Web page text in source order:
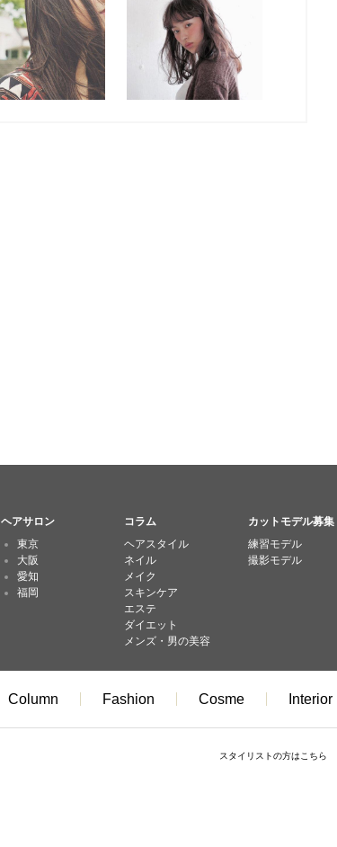
ヘアサロン コラム
カットモデル募集
東京
大阪
愛知
福岡
ヘアスタイル
ネイル
メイク
スキンケア
エステ
ダイエット
メンズ・男の美容
練習モデル
撮影モデル
Column Fashion Cosme Interior
スタイリストの方はこちら